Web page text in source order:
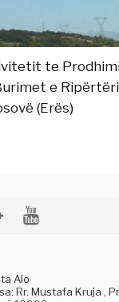
te
e
(Erës)
Alo
Rr. Mustafa Kruja ,